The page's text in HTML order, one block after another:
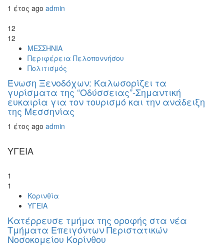
1 έτος ago admin
12
12
ΜΕΣΣΗΝΙΑ
Περιφέρεια Πελοποννήσου
Πολιτισμός
Ένωση Ξενοδόχων: Καλωσορίζει τα
γυρίσματα της “Οδύσσειας”-Σημαντική
ευκαιρία για τον τουρισμό και την ανάδειξη
της Μεσσηνίας
1 έτος ago admin
ΥΓΕΙΑ
1
1
Κορινθία
ΥΓΕΙΑ
Kατέρρευσε τμήμα της οροφής στα νέα
Τμήματα Επειγόντων Περιστατικών
Νοσοκομείου Κορίνθου